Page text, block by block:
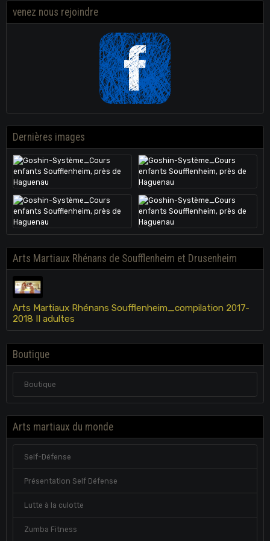
venez nous rejoindre
Dernières images
Arts Martiaux Rhénans de Soufflenheim et Drusenheim
Arts Martiaux Rhénans Soufflenheim_compilation 2017-
2018 II adultes
Boutique
Boutique
Arts martiaux du monde
Self-Défense
Présentation Self Défense
Lutte à la culotte
Zumba Fitness